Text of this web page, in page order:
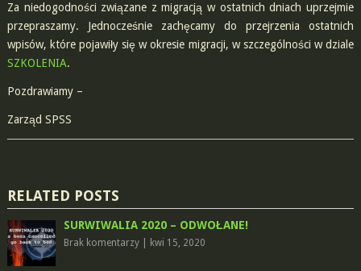
Za niedogodności związane z migracją w ostatnich dniach uprzejmie
przepraszamy. Jednocześnie zachęcamy do przejrzenia ostatnich
wpisów, które pojawiły się w okresie migracji, w szczególności w dziale
SZKOLENIA.
Pozdrawiamy –
Zarząd SPSS
RELATED POSTS
SURWIWALIA 2020 – ODWOŁANE!
Brak komentarzy| kwi 15, 2020